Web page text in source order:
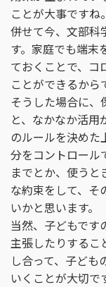
ことが大事ですね。
併せて今、文部科
す。家庭でも端末
ておくことで、コ
ことができるから
そうした場合に、
と、なかなか活用
のルールを決めた
分をコントロール
までとか、使う
な約束をして、そ
いかと思います。
当然、子どもです
主張したりするこ
し合って、子ども
いくことが大切で